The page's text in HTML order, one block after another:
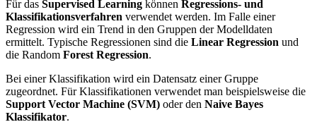
Für das Supervised Learning können Regressions- und
Klassifikationsverfahren verwendet werden. Im Falle einer
Regression wird ein Trend in den Gruppen der Modelldaten
ermittelt. Typische Regressionen sind die Linear Regression und
die Random Forest Regression.
Bei einer Klassifikation wird ein Datensatz einer Gruppe
zugeordnet. Für Klassifikationen verwendet man beispielsweise die
Support Vector Machine (SVM) oder den Naive Bayes
Klassifikator.